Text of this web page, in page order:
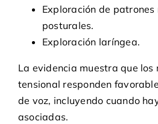
Exploración de
posturales.
Exploración laríngea.
La evidencia muestra que los
tensional responden
de voz, incluyendo cuando
asociadas.